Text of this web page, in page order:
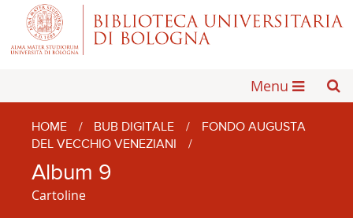
Menu
HOME / BUB DIGITALE /
FONDO AUGUSTA
DEL VECCHIO VENEZIANI
/
Album 9
Cartoline